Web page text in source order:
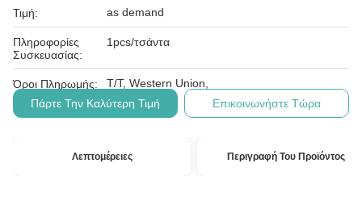
Τιμή: as demand
Πληροφορίες
Συσκευασίας:
1pcs/τσάντα
Όροι Πληρωμής:
T/T, Western Union,
Πάρτε Την Καλύτερη Τιμή
Επικοινωνήστε Τώρα
Λεπτομέρειες Περιγραφή Του Προϊόντος